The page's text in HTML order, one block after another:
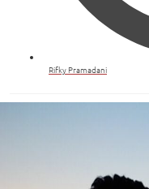
Rifky Pramadani